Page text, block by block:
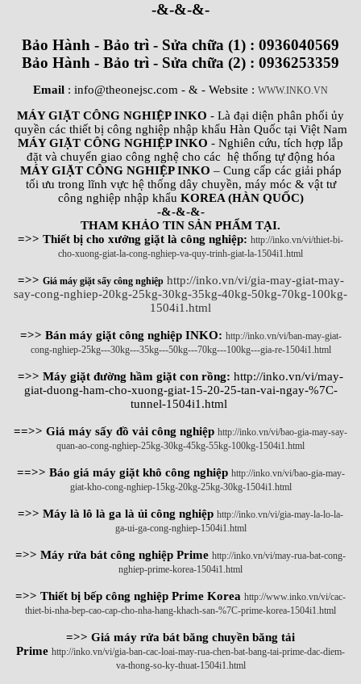
-&-&-&-
Bảo Hành - Bảo trì - Sửa chữa (1) : 0936040569
Bảo Hành - Bảo trì - Sửa chữa (2) : 0936253359
Email : info@theonejsc.com - & - Website : WWW.INKO.VN
MÁY GIẶT CÔNG NGHIỆP INKO - Là đại diện phân phối ủy
quyền các thiết bị công nghiệp nhập khẩu Hàn Quốc tại Việt Nam
MÁY GIẶT CÔNG NGHIỆP INKO - Nghiên cứu, tích hợp lắp
đặt và chuyển giao công nghệ cho các hệ thống tự động hóa
MÁY GIẶT CÔNG NGHIỆP INKO – Cung cấp các giải pháp
tối ưu trong lĩnh vực hệ thống dây chuyền, máy móc & vật tư
công nghiệp nhập khẩu KOREA (HÀN QUỐC)
-&-&-&-
THAM KHẢO TIN SẢN PHẨM TẠI.
=>> Thiết bị cho xưởng giặt là công nghiệp: http://inko.vn/vi/thiet-bi-
cho-xuong-giat-la-cong-nghiep-va-quy-trinh-giat-la-1504i1.html
=>> Giá máy giặt sấy công nghiệp http://inko.vn/vi/gia-may-giat-may-
say-cong-nghiep-20kg-25kg-30kg-35kg-40kg-50kg-70kg-100kg-
1504i1.html
=>> Bán máy giặt công nghiệp INKO: http://inko.vn/vi/ban-may-giat-
cong-nghiep-25kg---30kg---35kg---50kg---70kg---100kg---gia-re-1504i1.html
=>> Máy giặt đường hầm giặt con rồng: http://inko.vn/vi/may-
giat-duong-ham-cho-xuong-giat-15-20-25-tan-vai-ngay-%7C-
tunnel-1504i1.html
==>> Giá máy sấy đồ vải công nghiệp http://inko.vn/vi/bao-gia-may-say-
quan-ao-cong-nghiep-25kg-30kg-45kg-55kg-100kg-1504i1.html
==>> Báo giá máy giặt khô công nghiệp http://inko.vn/vi/bao-gia-may-
giat-kho-cong-nghiep-15kg-20kg-25kg-30kg-1504i1.html
=>> Máy là lô là ga là ủi công nghiệp http://inko.vn/vi/gia-may-la-lo-la-
ga-ui-ga-cong-nghiep-1504i1.html
=>> Máy rửa bát công nghiệp Prime http://inko.vn/vi/may-rua-bat-cong-
nghiep-prime-korea-1504i1.html
=>> Thiết bị bếp công nghiệp Prime Korea http://www.inko.vn/vi/cac-
thiet-bi-nha-bep-cao-cap-cho-nha-hang-khach-san-%7C-prime-korea-1504i1.html
=>> Giá máy rửa bát băng chuyền băng tải
Prime http://inko.vn/vi/gia-ban-cac-loai-may-rua-chen-bat-bang-tai-prime-dac-diem-
va-thong-so-ky-thuat-1504i1.html